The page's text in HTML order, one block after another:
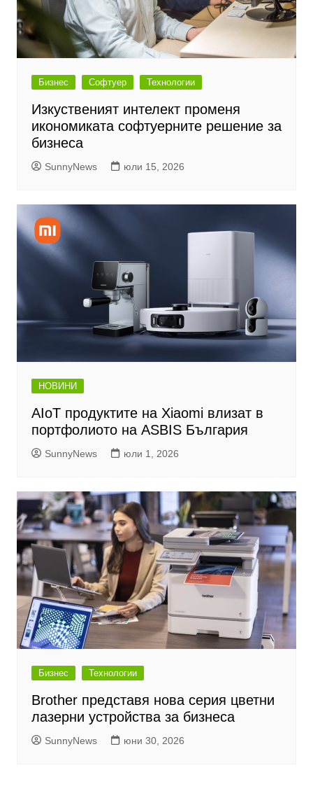
Бизнес Софтуер Технологии
Изкуственият интелект променя
икономиката софтуерните решение за
бизнеса
SunnyNews юли 15, 2026
НОВИНИ
AIoT продуктите на Xiaomi влизат в
портфолиото на ASBIS България
SunnyNews юли 1, 2026
Бизнес Технологии
Brother представя нова серия цветни
лазерни устройства за бизнеса
SunnyNews юни 30, 2026